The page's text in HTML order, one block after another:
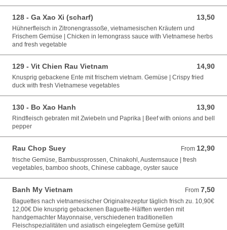
128 - Ga Xao Xi (scharf) 13,50
13,50 EUR
Hühnerfleisch in Zitronengrassoße, vietnamesischen Kräutern und
Frischem Gemüse | Chicken in lemongrass sauce with Vietnamese herbs
and fresh vegetable
129 - Vit Chien Rau Vietnam 14,90
14,90 EUR
Knusprig gebackene Ente mit frischem vietnam. Gemüse | Crispy fried
duck with fresh Vietnamese vegetables
130 - Bo Xao Hanh 13,90
13,90 EUR
Rindfleisch gebraten mit Zwiebeln und Paprika | Beef with onions and bell
pepper
Rau Chop Suey From 12,90
From 12,90 EUR
frische Gemüse, Bambussprossen, Chinakohl, Austernsauce | fresh
vegetables, bamboo shoots, Chinese cabbage, oyster sauce
Banh My Vietnam From 7,50
From 7,50 EUR
Baguettes nach vietnamesischer Originalrezeptur täglich frisch zu. 10,90€
12,00€ Die knusprig gebackenen Baguette-Hälften werden mit
handgemachter Mayonnaise, verschiedenen traditionellen
Fleischspezialitäten und asiatisch eingelegtem Gemüse gefüllt